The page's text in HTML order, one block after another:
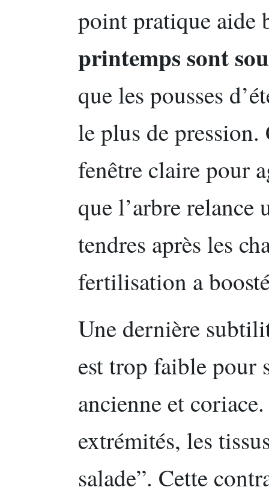
point pratique aide
printemps sont
que les pousses
le plus de
fenêtre claire pour
que l’arbre relance
tendres après les
fertilisation a
Une dernière
est trop faible pour
ancienne et
extrémités, les
salade”. Cette